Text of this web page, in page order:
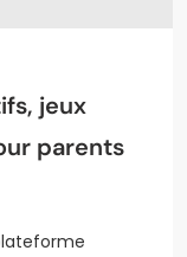
jeux
parents